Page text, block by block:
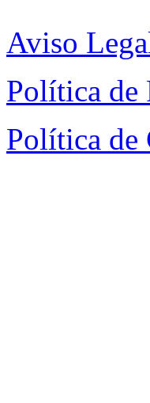
Aviso
Política de
Política de